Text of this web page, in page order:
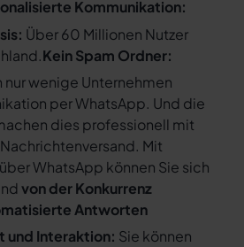
Kommunikation:
Über 60 Millionen Nutzer
Kein Spam Ordner:
wenige Unternehmen
per WhatsApp. Und die
dies professionell mit
Mit
WhatsApp können Sie sich
von der Konkurrenz
Antworten
und Interaktion: Sie können